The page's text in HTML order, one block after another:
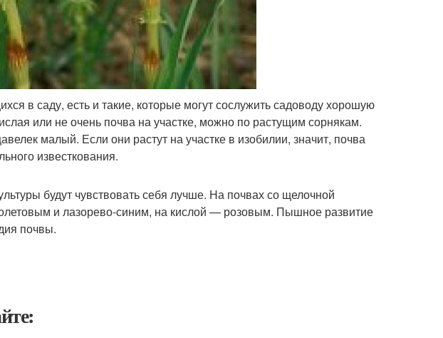
в саду, есть и такие, которые могут сослужить садоводу хорошую
или не очень почва на участке, можно по растущим сорнякам.
малый. Если они растут на участке в изобилии, значит, почва
известкования.
будут чувствовать себя лучше. На почвах со щелочной
и лазорево-синим, на кислой — розовым. Пышное развитие
почвы.